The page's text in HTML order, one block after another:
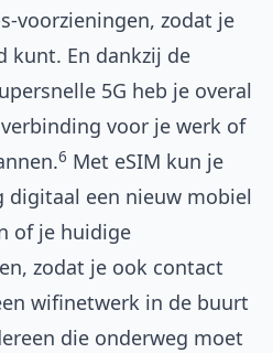
voorzieningen, zodat je
kunt. En dankzij de
5G heb je overal
voor je werk of
6 Met eSIM kun je
digitaal een nieuw mobiel
of je huidige
zodat je ook contact
wifinetwerk in de buurt
die onderweg moet